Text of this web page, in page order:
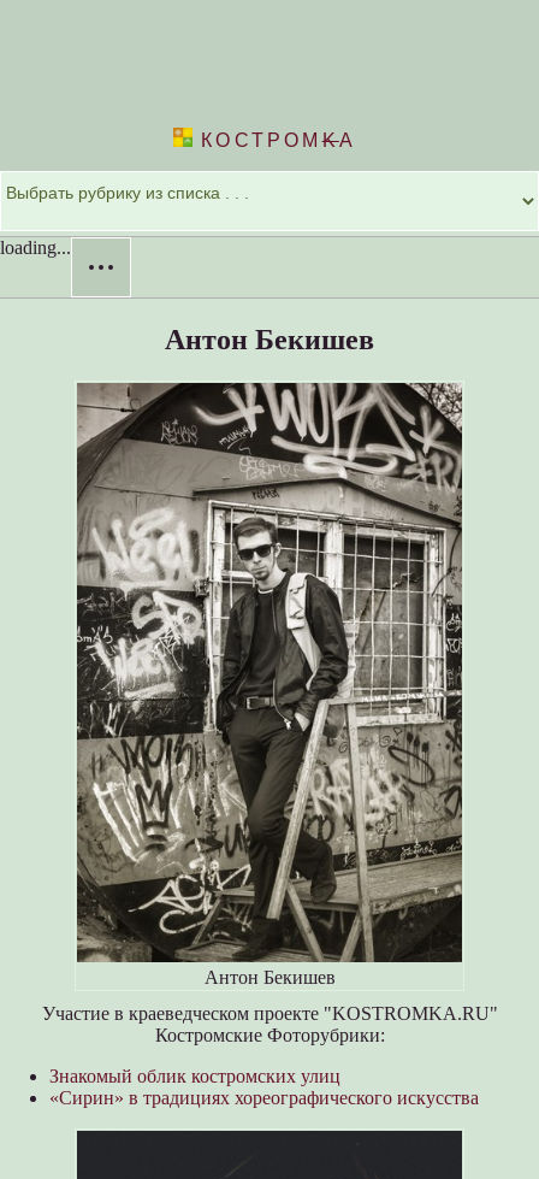
КОСТРОМKА
loading...
···
Антон Бекишев
Антон Бекишев
Участие в краеведческом проекте "KOSTROMKA.RU"
Костромские Фоторубрики:
Знакомый облик костромских улиц
«Сирин» в традициях хореографического искусства